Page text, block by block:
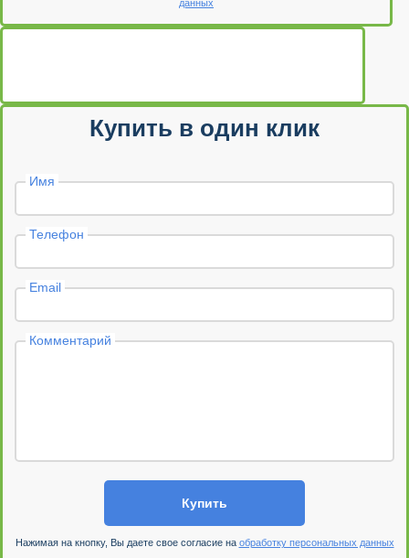
данных
Купить в один клик
Имя
Телефон
Email
Комментарий
Купить
Нажимая на кнопку, Вы даете свое согласие на обработку персональных данных